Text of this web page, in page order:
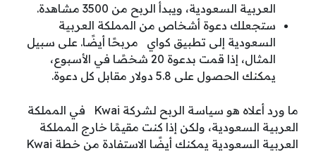
العربية السعودية، ويبدأ الربح من 3500 مشاهدة.
ستجعلك دعوة أشخاص من المملكة العربية
السعودية إلى تطبيق كواي مربحًا أيضًا. على سبيل
المثال، إذا قمت بدعوة 20 شخصًا في الأسبوع،
يمكنك الحصول على 5.8 دولار مقابل كل دعوة.
ما ورد أعلاه هو سياسة الربح لشركة Kwai في المملكة
العربية السعودية، ولكن إذا كنت مقيمًا خارج المملكة